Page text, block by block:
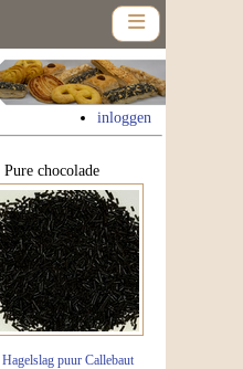
inloggen
Pure chocolade
Hagelslag puur Callebaut